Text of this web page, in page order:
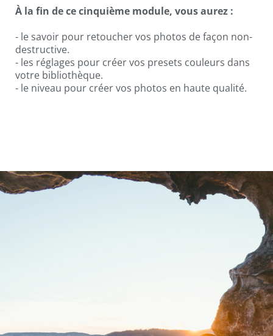
À la fin de ce cinquième module, vous aurez :
- le savoir pour retoucher vos photos de façon non-
destructive.
- les réglages pour créer vos presets couleurs dans
votre bibliothèque.
- le niveau pour créer vos photos en haute qualité.